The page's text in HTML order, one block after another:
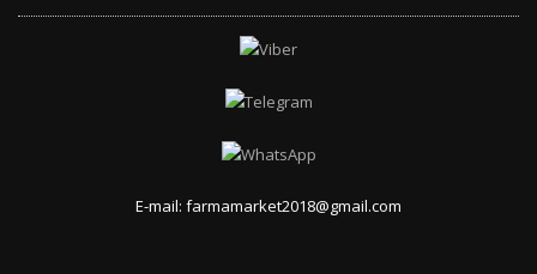
E-mail: farmamarket2018@gmail.com